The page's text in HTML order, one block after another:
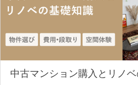
中古マンション購入とリノ